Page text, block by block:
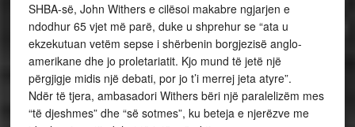
SHBA-së, John Withers e cilësoi makabre ngjarjen e
ndodhur 65 vjet më parë, duke u shprehur se “ata u
ekzekutuan vetëm sepse i shërbenin borgjezisë anglo-
amerikane dhe jo proletariatit. Kjo mund të jetë një
përgjigje midis një debati, por jo t’i merrej jeta atyre”.
Ndër të tjera, ambasadori Withers bëri një paralelizëm mes
“të djeshmes” dhe “së sotmes”, ku beteja e njerëzve me